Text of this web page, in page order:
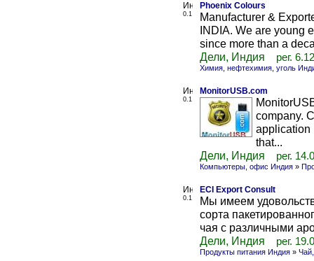
0.1
Phoenix Colours
Manufacturer &
INDIA. We are young
since more than a
Дели, Индия
рег.
Химия, нефтехимия, уголь
0.1
MonitorUSB.com
company.
application
that...
Дели, Индия
рег.
Компьютеры, офис Индия »
0.1
ECI Export Consult
Мы имеем
сорта
чая с различными
Дели, Индия
рег.
Продукты питания Индия »